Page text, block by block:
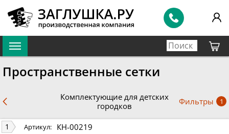
Пространственные сетки
Комплектующие для детских
городков
Фильтры 1
1 Артикул: КН-00219